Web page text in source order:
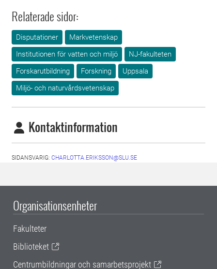
Relaterade sidor:
Disputationer
Markvetenskap
Institutionen för vatten och miljö
NJ-fakulteten
Forskarutbildning
Forskning
Uppsala
Miljö- och naturvårdsvetenskap
Kontaktinformation
SIDANSVARIG: CHARLOTTA.ERIKSSON@SLU.SE
Organisationsenheter
Fakulteter
Biblioteket
Centrumbildningar och samarbetsprojekt